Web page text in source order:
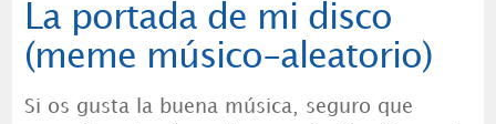
La portada de mi disco
(meme músico-aleatorio)
Si os gusta la buena música, seguro que